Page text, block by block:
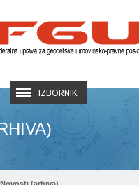
IZBORNIK